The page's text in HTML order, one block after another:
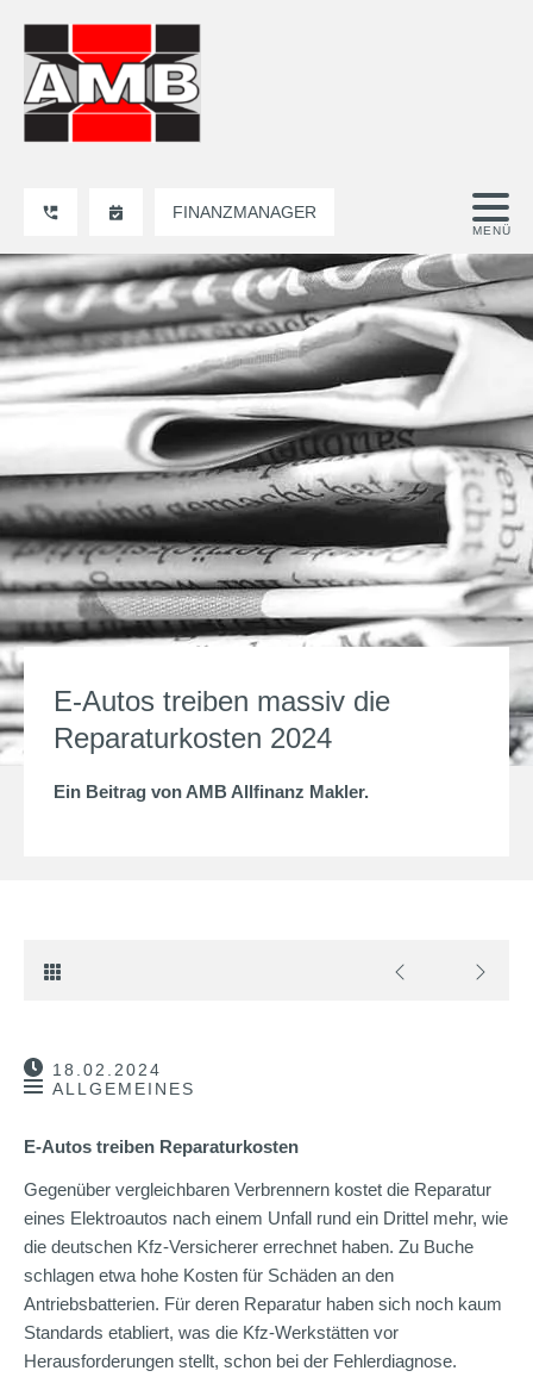
FINANZMANAGER
E-Autos treiben massiv die
Reparaturkosten 2024
Ein Beitrag von AMB Allfinanz Makler.
18.02.2024
ALLGEMEINES
E-Autos treiben Reparaturkosten
Gegenüber vergleichbaren Verbrennern kostet die Reparatur
eines Elektroautos nach einem Unfall rund ein Drittel mehr, wie
die deutschen Kfz-Versicherer errechnet haben. Zu Buche
schlagen etwa hohe Kosten für Schäden an den
Antriebsbatterien. Für deren Reparatur haben sich noch kaum
Standards etabliert, was die Kfz-Werkstätten vor
Herausforderungen stellt, schon bei der Fehlerdiagnose.